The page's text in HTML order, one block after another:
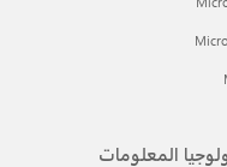
المعلومات